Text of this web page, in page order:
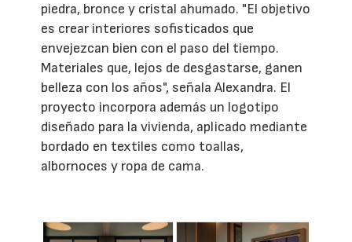
piedra, bronce y cristal ahumado. "El objetivo
es crear interiores sofisticados que
envejezcan bien con el paso del tiempo.
Materiales que, lejos de desgastarse, ganen
belleza con los años", señala Alexandra. El
proyecto incorpora además un logotipo
diseñado para la vivienda, aplicado mediante
bordado en textiles como toallas,
albornoces y ropa de cama.